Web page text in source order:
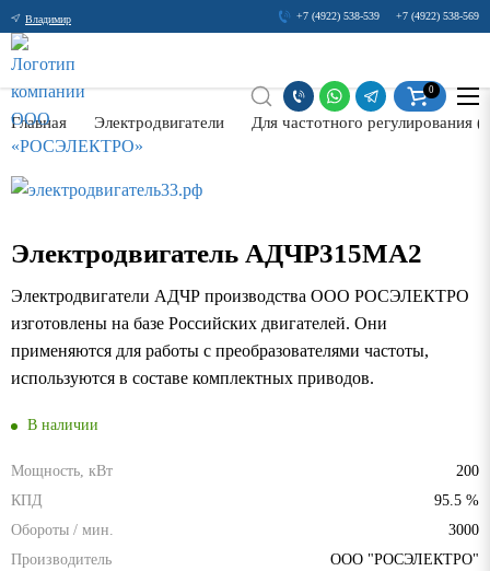
Владимир +7 (4922) 538-539 +7 (4922) 538-569
0
Главная Электродвигатели Для частотного регулирования
Электродвигатель АДЧР315МА2
Электродвигатели АДЧР производства ООО РОСЭЛЕКТРО
изготовлены на базе Российских двигателей. Они
применяются для работы с преобразователями частоты,
используются в составе комплектных приводов.
В наличии
Мощность, кВт
200
КПД
95.5 %
Обороты / мин.
3000
Производитель
ООО "РОСЭЛЕКТРО"